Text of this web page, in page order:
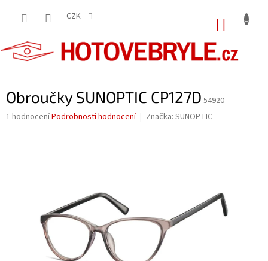
CZK
Obroučky SUNOPTIC CP127D 54920
Průměrné
1 hodnoceníPodrobnosti hodnocení Značka: SUNOPTIC